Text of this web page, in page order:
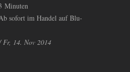
Minuten
sofort im Handel auf Blu-
Fr, 14. Nov 2014